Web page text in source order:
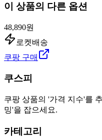
이 상품의 다른 옵션
48,890원
로켓배송
쿠팡 구매
쿠스피
쿠팡 상품의 '가격 지수'를
밍'을 잡으세요.
카테고리